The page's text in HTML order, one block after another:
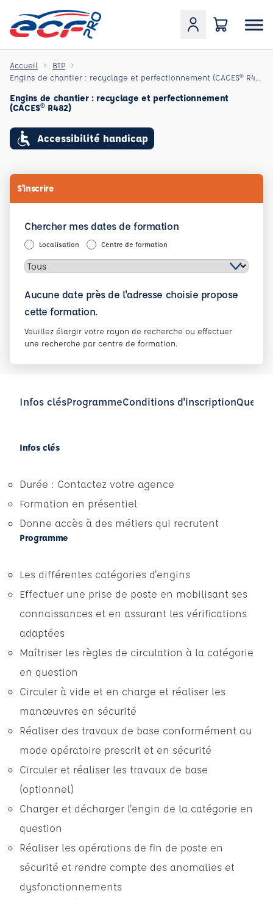
Accueil
BTP
Engins de chantier : recyclage et perfectionnement
(CACES® R482)
Accessibilité handicap
S'inscrire
Chercher mes dates de formation
Localisation Centre de formation
Aucune date près de l'adresse choisie propose
cette formation.
Veuillez élargir votre rayon de recherche ou effectuer
une recherche par centre de formation.
Infos clésProgrammeConditions d'inscription
Infos clés
Durée : Contactez votre agence
Formation en présentiel
Donne accès à des métiers qui recrutent
Programme
Les différentes catégories d'engins
Effectuer une prise de poste en mobilisant ses
connaissances et en assurant les vérifications
adaptées
Maîtriser les règles de circulation à la catégorie
en question
Circuler à vide et en charge et réaliser les
manœuvres en sécurité
Réaliser des travaux de base conformément au
mode opératoire prescrit et en sécurité
Circuler et réaliser les travaux de base
(optionnel)
Charger et décharger l'engin de la catégorie en
question
Réaliser les opérations de fin de poste en
sécurité et rendre compte des anomalies et
dysfonctionnements